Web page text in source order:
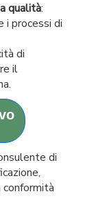
qualità:
i processi di
di
il
di